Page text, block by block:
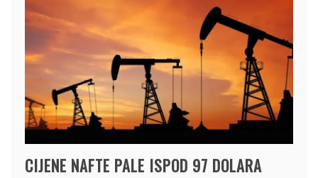
CIJENE NAFTE PALE ISPOD 97 DOLARA